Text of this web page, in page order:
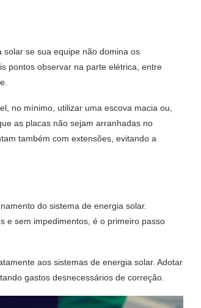
solar se sua equipe não domina os
pontos observar na parte elétrica, entre
no mínimo, utilizar uma escova macia ou,
as placas não sejam arranhadas no
também com extensões, evitando a
do sistema de energia solar.
e sem impedimentos, é o primeiro passo
aos sistemas de energia solar. Adotar
gastos desnecessários de correção.